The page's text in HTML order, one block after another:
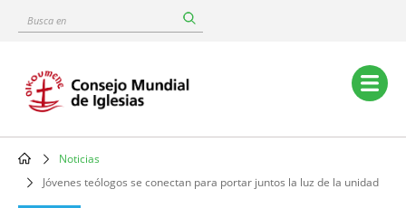
content
Busca
Main
navigation
Breadcrumb
Noticias
Jóvenes teólogos se conectan para portar juntos la luz de la unidad